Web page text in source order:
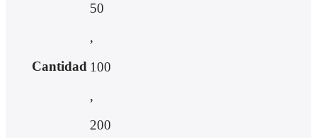
Cantidad
50
,
100
,
200